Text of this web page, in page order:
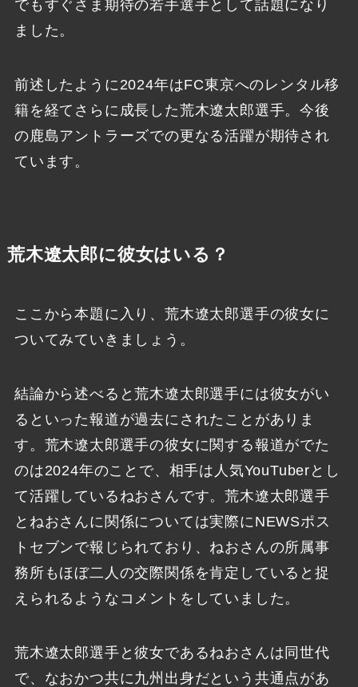
でもすぐさま期待の若手選手として話題になり
ました。
前述したように2024年はFC東京へのレンタル移
籍を経てさらに成長した荒木遼太郎選手。今後
の鹿島アントラーズでの更なる活躍が期待され
ています。
荒木遼太郎に彼女はいる？
ここから本題に入り、荒木遼太郎選手の彼女に
ついてみていきましょう。
結論から述べると荒木遼太郎選手には彼女がい
るといった報道が過去にされたことがありま
す。荒木遼太郎選手の彼女に関する報道がでた
のは2024年のことで、相手は人気YouTuberとし
て活躍しているねおさんです。荒木遼太郎選手
とねおさんに関係については実際にNEWSポス
トセブンで報じられており、ねおさんの所属事
務所もほぼ二人の交際関係を肯定していると捉
えられるようなコメントをしていました。
荒木遼太郎選手と彼女であるねおさんは同世代
で、なおかつ共に九州出身だという共通点があ